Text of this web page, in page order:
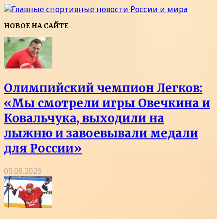
НОВОЕ НА САЙТЕ
Олимпийский чемпион Легков:
«Мы смотрели игры Овечкина и
Ковальчука, выходили на
лыжню и завоевывали медали
для России»
09.08.2026